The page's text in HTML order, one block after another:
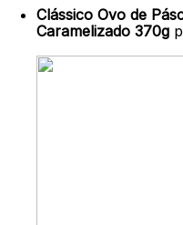
Clássico Ovo de
Caramelizado 370g